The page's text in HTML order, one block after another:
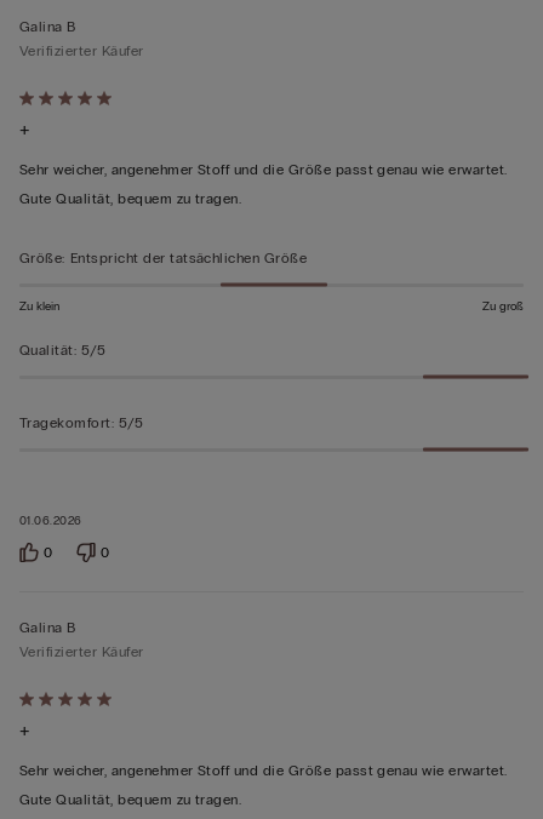
Mit
5
von
5
01.06.2026
Galina B
Verifizierter Käufer
+
Sehr weicher, angenehmer Stoff und die Größe passt genau wie erwartet.
Gute Qualität, bequem zu tragen.
Größe: Entspricht der tatsächlichen Größe
Zu klein Zu groß
Qualität: 5/5
Tragekomfort: 5/5
0 0
Mit
5
von
5
Galina B
Verifizierter Käufer
+
Sehr weicher, angenehmer Stoff und die Größe passt genau wie erwartet.
Gute Qualität, bequem zu tragen.